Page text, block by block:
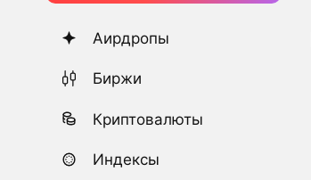
Аирдропы
Биржи
Криптовалюты
Индексы